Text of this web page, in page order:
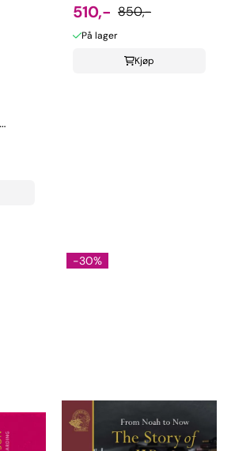
510,- 850,-
På lager
Kjøp
-30%